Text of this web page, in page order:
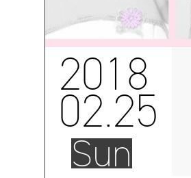
2018
02.25
Sun